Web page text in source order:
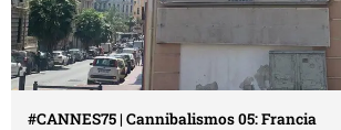
#CANNES75 | Cannibalismos 05: Francia